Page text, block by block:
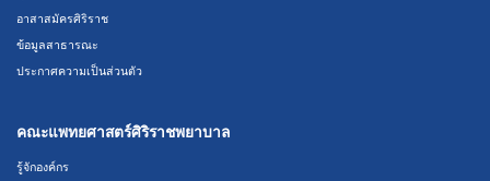
อาสาสมัครศิริราช
ข้อมูลสาธารณะ
ประกาศความเป็นส่วนตัว
คณะแพทยศาสตร์ศิริราชพยาบาล
รู้จักองค์กร